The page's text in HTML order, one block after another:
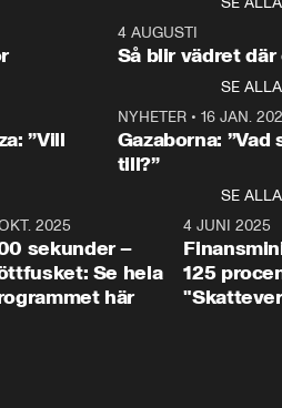
ställer
Ulf Kristersson
avsnittet av
Makten”. Se
Aftonbladets
Rohwedder
Thand Ring
4 AUGUSTI
Så blir vädret där
SE ALLA
”Vill
NYHETER• 16 JAN.
Gazaborna:
till?”
SE ALLA
4:29
2025
sekunder –
Se hela
här
4 JUNI 2025
125